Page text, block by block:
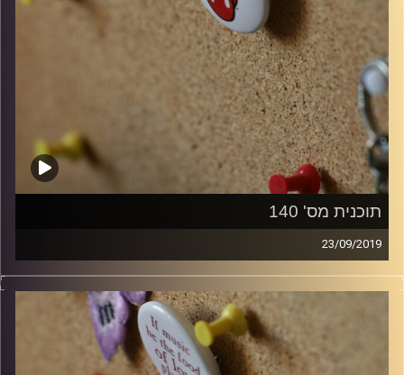
תוכנית מס' 140
23/09/2019
קלאסיקות רוק עם אורן הוף.
włodi